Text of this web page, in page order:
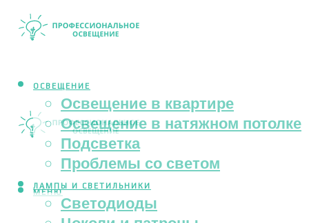
ОСВЕЩЕНИЕ
Освещение в квартире
Освещение в натяжном потолке
Подсветка
Проблемы со светом
ЛАМПЫ И СВЕТИЛЬНИКИ
Светодиоды
МЕНЮ